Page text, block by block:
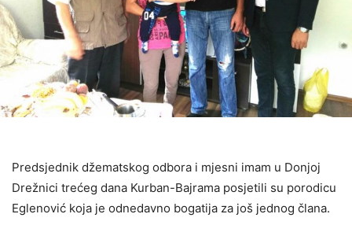
Predsjednik džematskog odbora i mjesni imam u Donjoj
Drežnici trećeg dana Kurban-Bajrama posjetili su porodicu
Eglenović koja je odnedavno bogatija za još jednog člana.